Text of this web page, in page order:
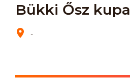
Bükki Ősz kupa
-